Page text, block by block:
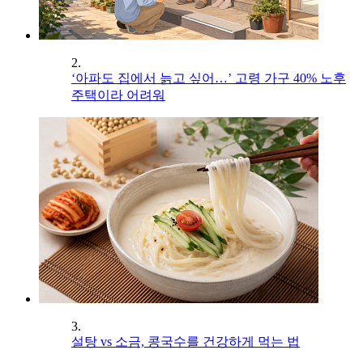
2.
‘아파도 집에서 늙고 싶어…’ 고령 가구 40% 노후
주택이라 어려워
3.
설탕 vs 소금, 콩국수를 건강하게 먹는 법